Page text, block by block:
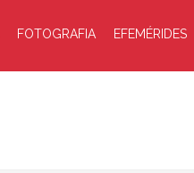
FOTOGRAFIA EFEMÉRIDES